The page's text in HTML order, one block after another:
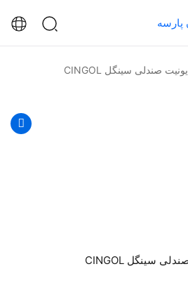
یونیت صندلی سینگل CINGOL